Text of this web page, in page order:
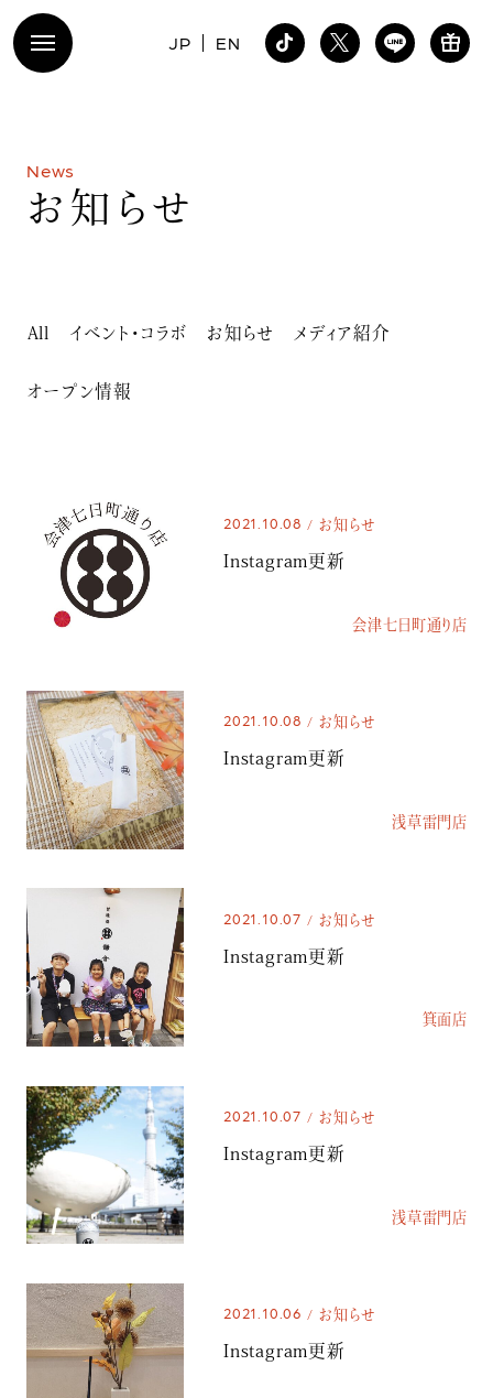
JP EN
News
お 知 ら せ
All イベント・コラボ お知らせ メディア紹介
オープン情報
2021.10.08 お知らせ
Instagram更新
会津七日町通り店
2021.10.08 お知らせ
Instagram更新
浅草雷門店
2021.10.07 お知らせ
Instagram更新
箕面店
2021.10.07 お知らせ
Instagram更新
浅草雷門店
2021.10.06 お知らせ
Instagram更新